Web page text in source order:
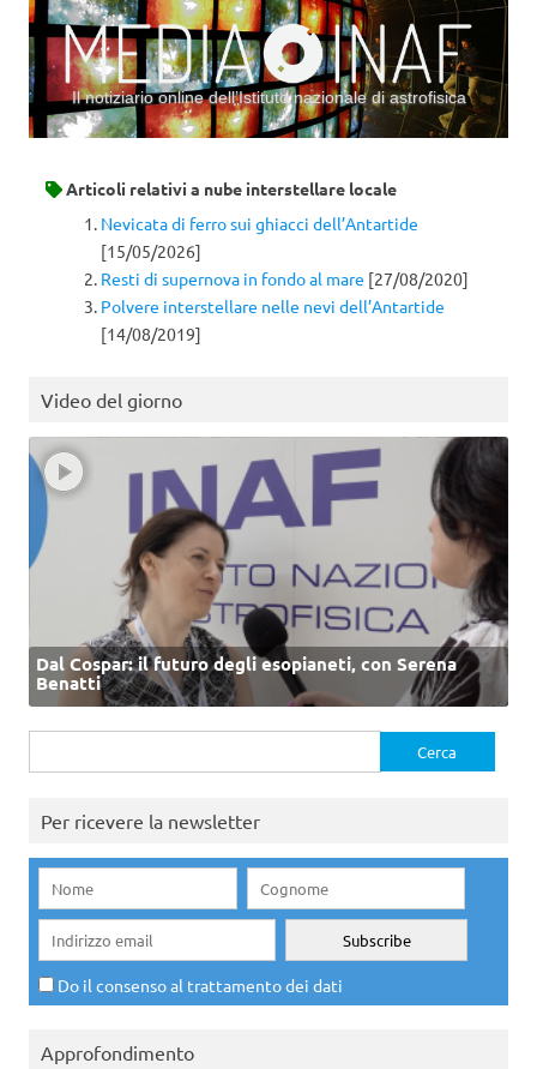
Il notiziario online dell’Istituto nazionale di astrofisica
Articoli relativi a nube interstellare locale
Nevicata di ferro sui ghiacci dell’Antartide
[15/05/2026]
Resti di supernova in fondo al mare [27/08/2020]
Polvere interstellare nelle nevi dell’Antartide
[14/08/2019]
Video del giorno
Dal Cospar: il futuro degli esopianeti, con Serena
Benatti
per:
Per ricevere la newsletter
Do il consenso al trattamento dei dati
Approfondimento